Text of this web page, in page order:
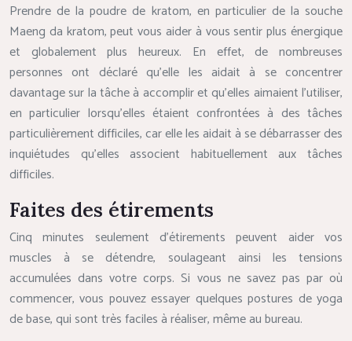
Prendre de la poudre de kratom, en particulier de la souche
Maeng da kratom, peut vous aider à vous sentir plus énergique
et globalement plus heureux. En effet, de nombreuses
personnes ont déclaré qu’elle les aidait à se concentrer
davantage sur la tâche à accomplir et qu’elles aimaient l’utiliser,
en particulier lorsqu’elles étaient confrontées à des tâches
particulièrement difficiles, car elle les aidait à se débarrasser des
inquiétudes qu’elles associent habituellement aux tâches
difficiles.
Faites des étirements
Cinq minutes seulement d’étirements peuvent aider vos
muscles à se détendre, soulageant ainsi les tensions
accumulées dans votre corps. Si vous ne savez pas par où
commencer, vous pouvez essayer quelques postures de yoga
de base, qui sont très faciles à réaliser, même au bureau.